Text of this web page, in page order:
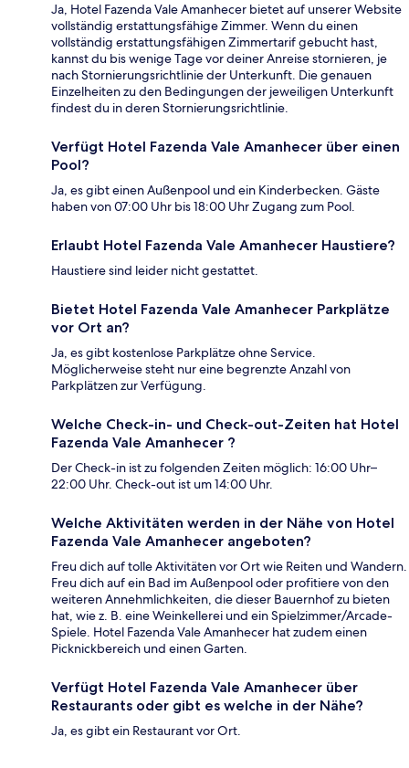
Ja, Hotel Fazenda Vale Amanhecer bietet auf unserer Website
vollständig erstattungsfähige Zimmer. Wenn du einen
vollständig erstattungsfähigen Zimmertarif gebucht hast,
kannst du bis wenige Tage vor deiner Anreise stornieren, je
nach Stornierungsrichtlinie der Unterkunft. Die genauen
Einzelheiten zu den Bedingungen der jeweiligen Unterkunft
findest du in deren Stornierungsrichtlinie.
Verfügt Hotel Fazenda Vale Amanhecer über einen
Pool?
Ja, es gibt einen Außenpool und ein Kinderbecken. Gäste
haben von 07:00 Uhr bis 18:00 Uhr Zugang zum Pool.
Erlaubt Hotel Fazenda Vale Amanhecer Haustiere?
Haustiere sind leider nicht gestattet.
Bietet Hotel Fazenda Vale Amanhecer Parkplätze
vor Ort an?
Ja, es gibt kostenlose Parkplätze ohne Service.
Möglicherweise steht nur eine begrenzte Anzahl von
Parkplätzen zur Verfügung.
Welche Check-in- und Check-out-Zeiten hat Hotel
Fazenda Vale Amanhecer ?
Der Check-in ist zu folgenden Zeiten möglich: 16:00 Uhr–
22:00 Uhr. Check-out ist um 14:00 Uhr.
Welche Aktivitäten werden in der Nähe von Hotel
Fazenda Vale Amanhecer angeboten?
Freu dich auf tolle Aktivitäten vor Ort wie Reiten und Wandern.
Freu dich auf ein Bad im Außenpool oder profitiere von den
weiteren Annehmlichkeiten, die dieser Bauernhof zu bieten
hat, wie z. B. eine Weinkellerei und ein Spielzimmer/Arcade-
Spiele. Hotel Fazenda Vale Amanhecer hat zudem einen
Picknickbereich und einen Garten.
Verfügt Hotel Fazenda Vale Amanhecer über
Restaurants oder gibt es welche in der Nähe?
Ja, es gibt ein Restaurant vor Ort.